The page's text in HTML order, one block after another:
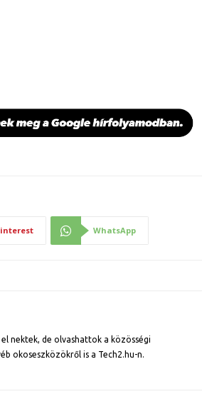
WhatsApp
nektek, de olvashattok a közösségi
okoseszközökről is a Tech2.hu-n.